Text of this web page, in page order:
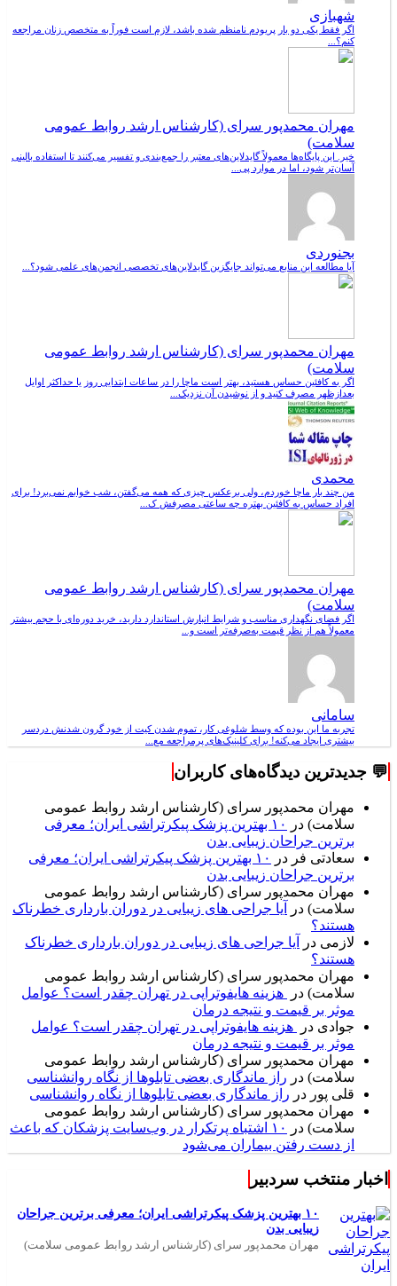
شهبازی
اگر فقط یکی دو بار پریودم نامنظم شده باشد، لازم است فوراً به متخصص زنان مراجعه
کنم؟...
مهران محمدپور سرای (کارشناس ارشد روابط عمومی
سلامت)
خیر. این پایگاه‌ها معمولاً گایدلاین‌های معتبر را جمع‌بندی و تفسیر می‌کنند تا استفاده بالینی
آسان‌تر شود، اما در موارد پی...
بجنوردی
آیا مطالعه این منابع می‌تواند جایگزین گایدلاین‌های تخصصی انجمن‌های علمی شود؟...
مهران محمدپور سرای (کارشناس ارشد روابط عمومی
سلامت)
اگر به کافئین حساس هستید، بهتر است ماچا را در ساعات ابتدایی روز یا حداکثر اوایل
بعدازظهر مصرف کنید و از نوشیدن آن نزدیک...
محمدی
من چند بار ماچا خوردم، ولی برعکس چیزی که همه می‌گفتن، شب خوابم نمی‌برد! برای
افراد حساس به کافئین بهتره چه ساعتی مصرفش ک...
مهران محمدپور سرای (کارشناس ارشد روابط عمومی
سلامت)
اگر فضای نگهداری مناسب و شرایط انبارش استاندارد دارید، خرید دوره‌ای با حجم بیشتر
معمولاً هم از نظر قیمت به‌صرفه‌تر است و...
سامانی
تجربه ما این بوده که وسط شلوغی کار، تموم شدن کیت از خود گرون شدنش دردسر
بیشتری ایجاد می‌کنه! برای کلینیک‌های پرمراجعه مع...
💬 جدیدترین دیدگاه‌های کاربران
مهران محمدپور سرای (کارشناس ارشد روابط عمومی
سلامت) در
۱۰ بهترین پزشک پیکرتراشی ایران؛ معرفی
برترین جراحان زیبایی بدن
سعادتی فر در
۱۰ بهترین پزشک پیکرتراشی ایران؛ معرفی
برترین جراحان زیبایی بدن
مهران محمدپور سرای (کارشناس ارشد روابط عمومی
سلامت) در
آیا جراحی های زیبایی در دوران بارداری خطرناک
هستند؟
لازمی در
آیا جراحی های زیبایی در دوران بارداری خطرناک
هستند؟
مهران محمدپور سرای (کارشناس ارشد روابط عمومی
سلامت) در
هزینه هایفوتراپی در تهران چقدر است؟ عوامل
موثر بر قیمت و نتیجه درمان
جوادی در
هزینه هایفوتراپی در تهران چقدر است؟ عوامل
موثر بر قیمت و نتیجه درمان
مهران محمدپور سرای (کارشناس ارشد روابط عمومی
سلامت) در راز ماندگاری بعضی تابلوها از نگاه روانشناسی
قلی پور در راز ماندگاری بعضی تابلوها از نگاه روانشناسی
مهران محمدپور سرای (کارشناس ارشد روابط عمومی
سلامت) در
۱۰ اشتباه پرتکرار در وب‌سایت پزشکان که باعث
از دست رفتن بیماران می‌شود
اخبار منتخب سردبیر
۱۰ بهترین پزشک پیکرتراشی ایران؛ معرفی برترین جراحان
زیبایی بدن
مهران محمدپور سرای (کارشناس ارشد روابط عمومی سلامت)